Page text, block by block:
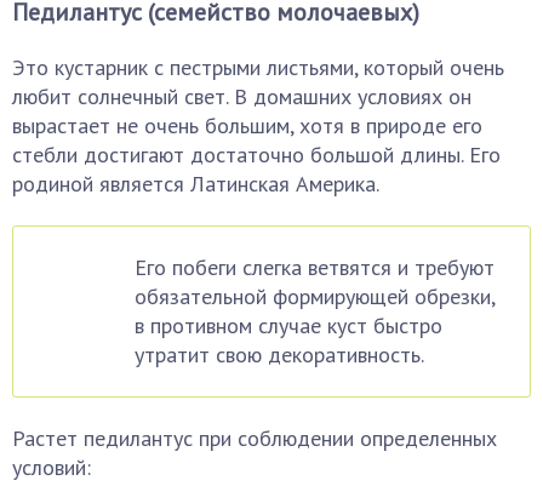
Педилантус (семейство молочаевых)
Это кустарник с пестрыми листьями, который очень
любит солнечный свет. В домашних условиях он
вырастает не очень большим, хотя в природе его
стебли достигают достаточно большой длины. Его
родиной является Латинская Америка.
Его побеги слегка ветвятся и требуют
обязательной формирующей обрезки,
в противном случае куст быстро
утратит свою декоративность.
Растет педилантус при соблюдении определенных
условий: